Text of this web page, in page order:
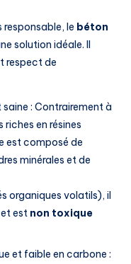
responsable, le béton
solution idéale. Il
respect de
: Contrairement à
en résines
est composé de
minérales et de
organiques volatils), il
est non toxique
et faible en carbone :